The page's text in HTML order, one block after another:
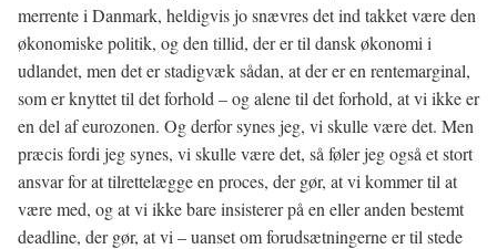
merrente i Danmark, heldigvis jo snævres det ind takket være den
økonomiske politik, og den tillid, der er til dansk økonomi i
udlandet, men det er stadigvæk sådan, at der er en rentemarginal,
som er knyttet til det forhold – og alene til det forhold, at vi ikke er
en del af eurozonen. Og derfor synes jeg, vi skulle være det. Men
præcis fordi jeg synes, vi skulle være det, så føler jeg også et stort
ansvar for at tilrettelægge en proces, der gør, at vi kommer til at
være med, og at vi ikke bare insisterer på en eller anden bestemt
deadline, der gør, at vi – uanset om forudsætningerne er til stede